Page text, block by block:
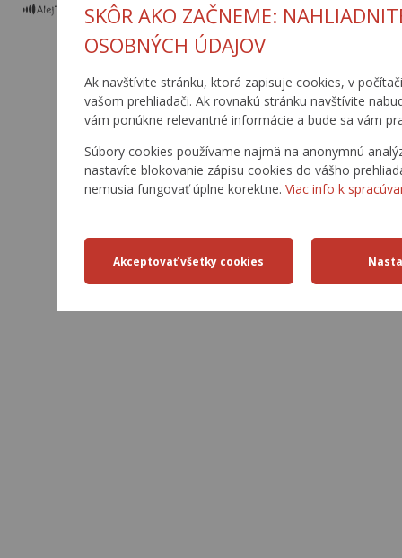
SKÔR AKO ZAČNEME:
OSOBNÝCH ÚDAJOV
Ak navštívite stránku, ktorá zapisuje cookies, v
vašom prehliadači. Ak rovnakú stránku navštívite
vám ponúkne relevantné informácie a bude sa vám
Súbory cookies používame najmä na anonymnú
nastavíte blokovanie zápisu cookies do vášho
nemusia fungovať úplne korektne. Viac info k